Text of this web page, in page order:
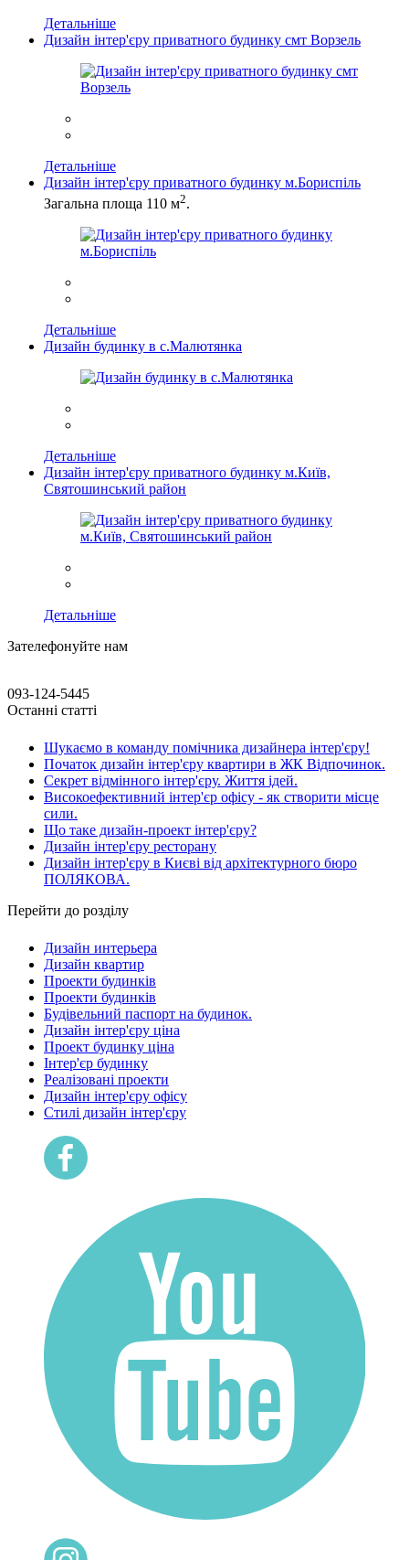
Детальніше
Дизайн інтер'єру приватного будинку смт Ворзель
Детальніше
Дизайн інтер'єру приватного будинку м.Бориспіль
Загальна площа 110 м2.
Детальніше
Дизайн будинку в с.Малютянка
Детальніше
Дизайн інтер'єру приватного будинку м.Київ,
Святошинський район
Детальніше
Зателефонуйте нам
093-124-5445
Останні статті
Шукаємо в команду помічника дизайнера інтер'єру!
Початок дизайн інтер'єру квартири в ЖК Відпочинок.
Секрет відмінного інтер'єру. Життя ідей.
Високоефективний інтер'єр офісу - як створити місце
сили.
Що таке дизайн-проект інтер'єру?
Дизайн інтер'єру ресторану
Дизайн інтер'єру в Києві від архітектурного бюро
ПОЛЯКОВА.
Перейти до розділу
Дизайн интерьера
Дизайн квартир
Проекти будинків
Проекти будинків
Будівельний паспорт на будинок.
Дизайн інтер'єру ціна
Проект будинку ціна
Інтер'єр будинку
Реалізовані проекти
Дизайн інтер'єру офісу
Cтилі дизайн інтер'єру